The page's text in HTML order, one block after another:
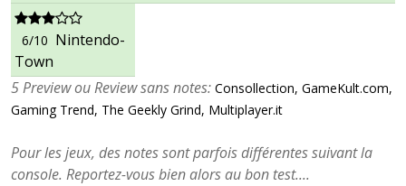
6/10 Nintendo-
Town
5 Preview ou Review sans notes: Consollection, GameKult.com,
Gaming Trend, The Geekly Grind, Multiplayer.it
Pour les jeux, des notes sont parfois différentes suivant la
console. Reportez-vous bien alors au bon test....